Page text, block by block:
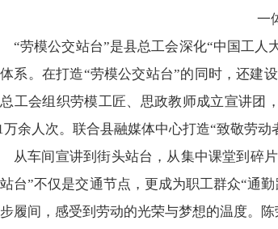
一
“劳模公交站台”是县总工会深化“中国工人
系。在打造“劳模公交站台”的同时，还建
工会组织劳模工匠、思政教师成立宣讲团
万余人次。联合县融媒体中心打造“致敬劳
从车间宣讲到街头站台，从集中课堂到碎
台”不仅是交通节点，更成为职工群众“通
履间，感受到劳动的光荣与梦想的温度。陈